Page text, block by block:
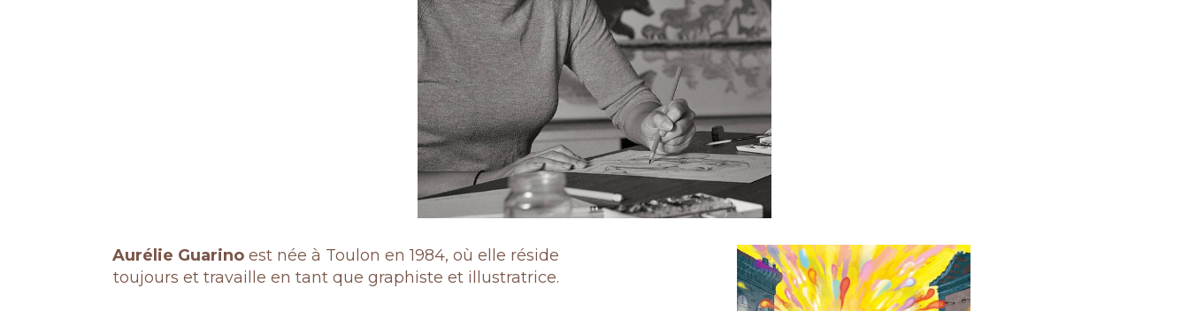
Aurélie Guarino est née à Toulon en 1984, où elle réside
toujours et travaille en tant que graphiste et illustratrice.